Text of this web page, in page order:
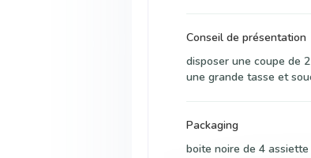
Conseil de présentation
disposer une coupe de
une grande tasse et
Packaging
boite noire de 4 assiette